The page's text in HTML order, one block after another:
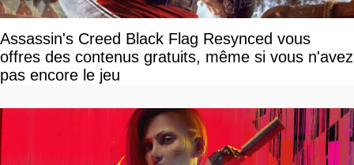
Assassin's Creed Black Flag Resynced vous
offres des contenus gratuits, même si vous n'avez
pas encore le jeu